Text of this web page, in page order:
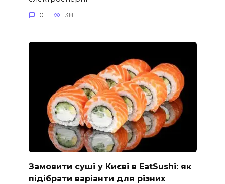
0 38
Замовити суші у Києві в EatSushi: як
підібрати варіанти для різних